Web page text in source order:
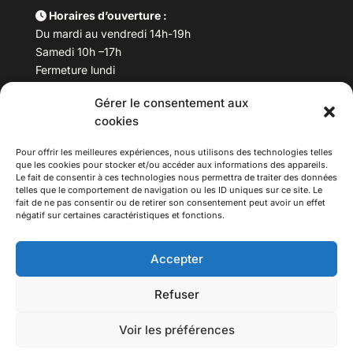
Gérer le consentement aux
cookies
Pour offrir les meilleures expériences, nous utilisons des technologies telles
que les cookies pour stocker et/ou accéder aux informations des appareils.
Le fait de consentir à ces technologies nous permettra de traiter des données
telles que le comportement de navigation ou les ID uniques sur ce site. Le
fait de ne pas consentir ou de retirer son consentement peut avoir un effet
négatif sur certaines caractéristiques et fonctions.
Accepter
Refuser
Voir les préférences
Horaires d’ouverture :
Du mardi au vendredi 14h-19h
Samedi 10h –17h
Fermeture lundi
Téléphone : 04 78 53 06 40
maisondesculturesasiatiques@asiexpo.com
Tous droits réservés.